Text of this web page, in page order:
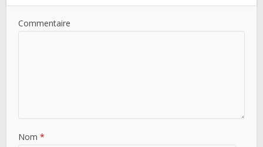
Commentaire
Nom*